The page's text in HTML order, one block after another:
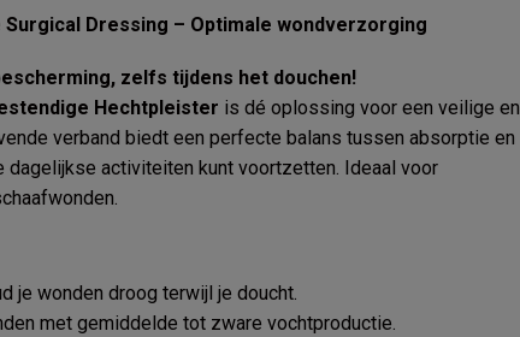
Dressing – Optimale wondverzorging
zelfs tijdens het douchen!
Hechtpleister is dé oplossing voor een veilige en
verband biedt een perfecte balans tussen absorptie en
activiteiten kunt voortzetten. Ideaal voor
je wonden droog terwijl je doucht.
met gemiddelde tot zware vochtproductie.